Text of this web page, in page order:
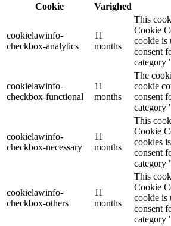
Cookie
Varighed
cookielawinfo-
checkbox-analytics
11
months
This
Cookie
cookie is
consent
category
cookielawinfo-
checkbox-functional
11
months
The
cookie
consent
category
cookielawinfo-
checkbox-necessary
11
months
This
Cookie
cookies
consent
category
cookielawinfo-
checkbox-others
11
months
This
Cookie
cookie is
consent
category